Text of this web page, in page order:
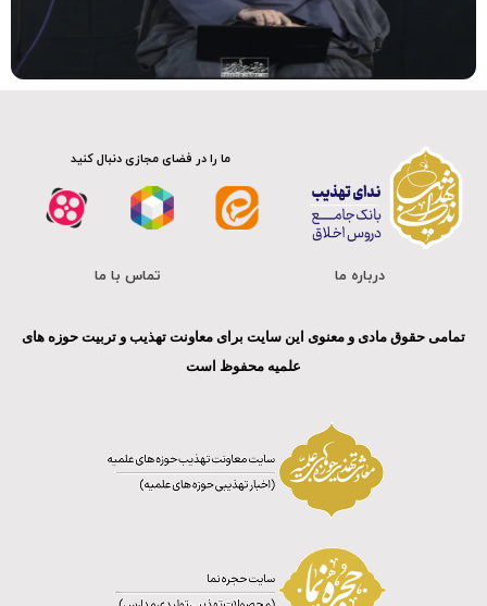
ما را در فضای مجازی دنبال کنید
درباره ما تماس با ما
تمامی حقوق مادی و معنوی این سایت برای معاونت تهذیب و تربیت حوزه های
علمیه محفوظ است